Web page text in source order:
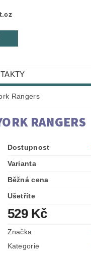
Rangers
RANGERS
Dostupnost
Varianta
Běžná cena
Ušetříte
529 Kč
Značka
Kategorie